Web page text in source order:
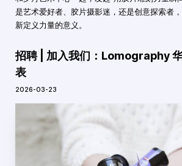
是艺术爱好者、胶片摄影迷，还是创意探索者
新定义力量的意义。
招聘 | 加入我们：Lomography
表
2026-03-23